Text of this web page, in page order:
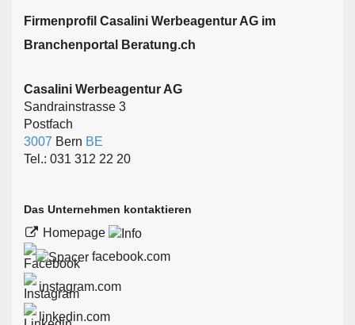
Firmen­profil Casalini Werbeagentur AG im
Branchen­portal Beratung.ch
Casalini Werbeagentur AG
Sandrainstrasse 3
Postfach
3007 Bern BE
Tel.: 031 312 22 20
Das Unternehmen kontaktieren
Homepage
facebook.com
instagram.com
linkedin.com